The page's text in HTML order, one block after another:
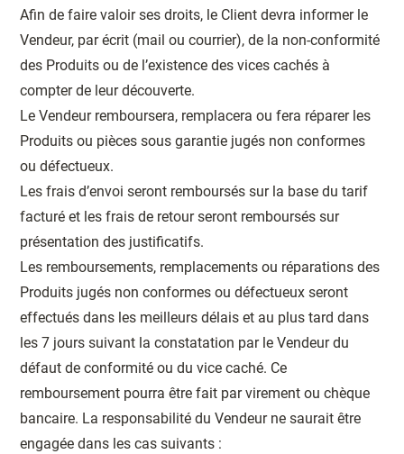
Afin de faire valoir ses droits, le Client devra informer le
Vendeur, par écrit (mail ou courrier), de la non-conformité
des Produits ou de l’existence des vices cachés à
compter de leur découverte.
Le Vendeur remboursera, remplacera ou fera réparer les
Produits ou pièces sous garantie jugés non conformes
ou défectueux.
Les frais d’envoi seront remboursés sur la base du tarif
facturé et les frais de retour seront remboursés sur
présentation des justificatifs.
Les remboursements, remplacements ou réparations des
Produits jugés non conformes ou défectueux seront
effectués dans les meilleurs délais et au plus tard dans
les 7 jours suivant la constatation par le Vendeur du
défaut de conformité ou du vice caché. Ce
remboursement pourra être fait par virement ou chèque
bancaire. La responsabilité du Vendeur ne saurait être
engagée dans les cas suivants :